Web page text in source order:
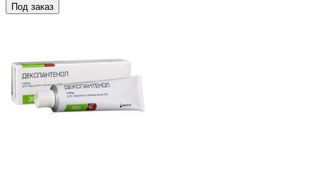
Под заказ